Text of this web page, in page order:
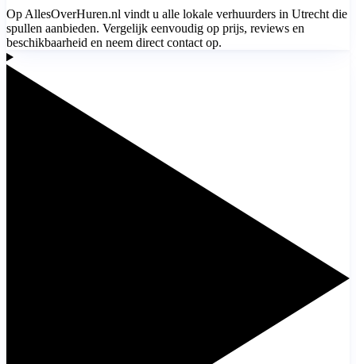
Op AllesOverHuren.nl vindt u alle lokale verhuurders in Utrecht die
spullen aanbieden. Vergelijk eenvoudig op prijs, reviews en
beschikbaarheid en neem direct contact op.